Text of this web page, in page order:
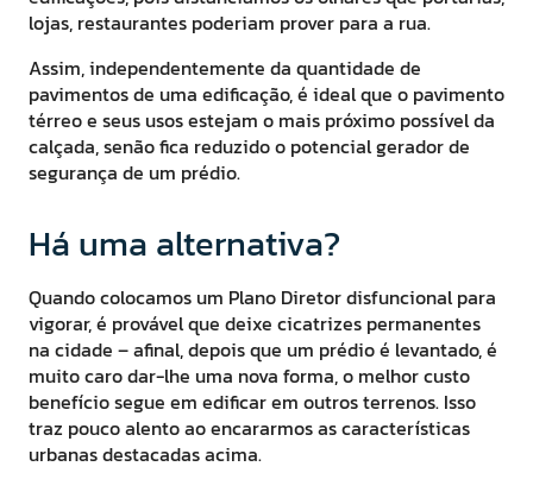
lojas, restaurantes poderiam prover para a rua.
Assim, independentemente da quantidade de
pavimentos de uma edificação, é ideal que o pavimento
térreo e seus usos estejam o mais próximo possível da
calçada, senão fica reduzido o potencial gerador de
segurança de um prédio.
Há uma alternativa?
Quando colocamos um Plano Diretor disfuncional para
vigorar, é provável que deixe cicatrizes permanentes
na cidade – afinal, depois que um prédio é levantado, é
muito caro dar-lhe uma nova forma, o melhor custo
benefício segue em edificar em outros terrenos. Isso
traz pouco alento ao encararmos as características
urbanas destacadas acima.